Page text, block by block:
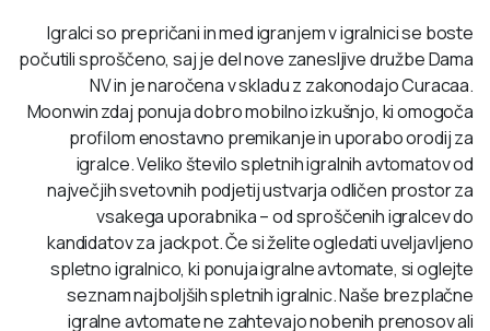
Igralci so prepričani in med igranjem v igralnici se boste
počutili sproščeno, saj je del nove zanesljive družbe Dama
NV in je naročena v skladu z zakonodajo Curacaa.
Moonwin zdaj ponuja dobro mobilno izkušnjo, ki omogoča
profilom enostavno premikanje in uporabo orodij za
igralce. Veliko število spletnih igralnih avtomatov od
največjih svetovnih podjetij ustvarja odličen prostor za
vsakega uporabnika – od sproščenih igralcev do
kandidatov za jackpot. Če si želite ogledati uveljavljeno
spletno igralnico, ki ponuja igralne avtomate, si oglejte
seznam najboljših spletnih igralnic. Naše brezplačne
igralne avtomate ne zahtevajo nobenih prenosov ali